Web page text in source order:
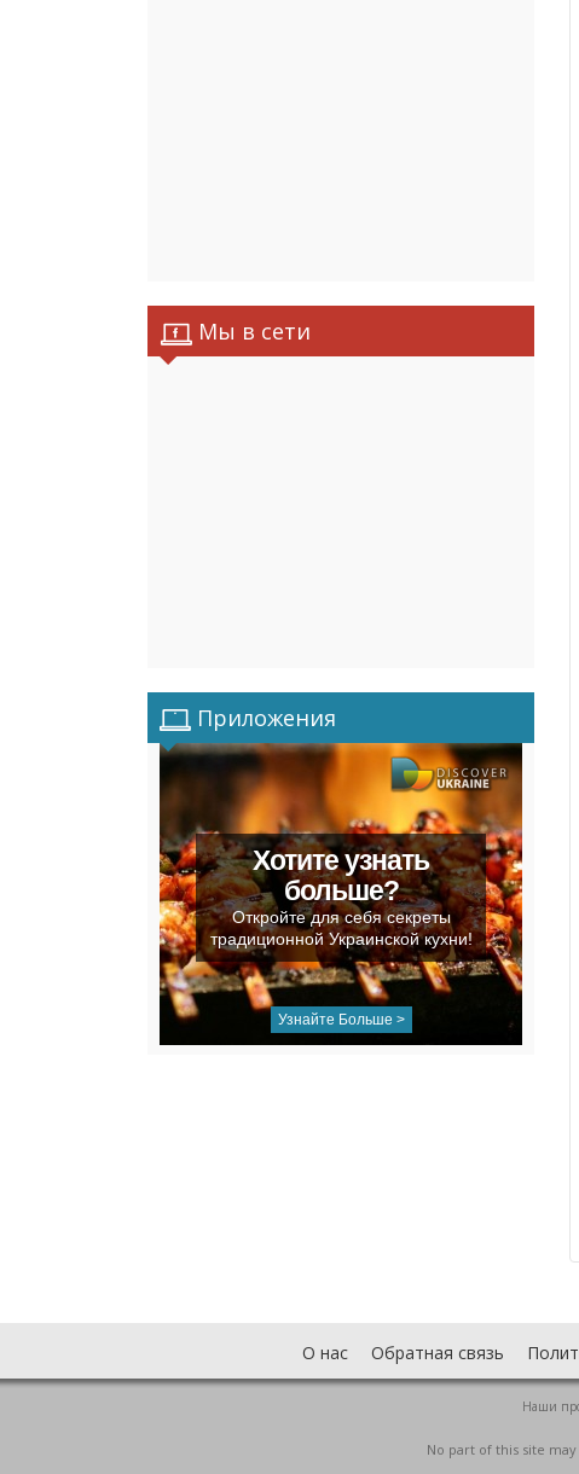
Мы в сети
Приложения
Хотите узнать
больше?
Откройте для себя секреты
традиционной Украинской кухни!
Узнайте Больше >
О нас Обратная связь
Наши
No part of this site